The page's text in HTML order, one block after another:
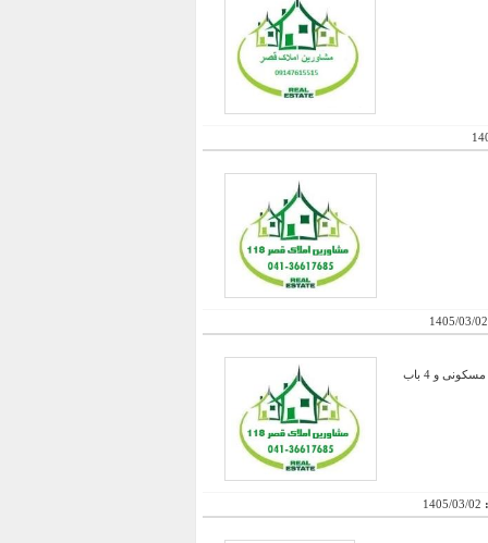
1405/03/02
فروش فوری و زیر قیمت یک تالار پذیرایی بسیار مجلل با 3550 متر عرصه و 2000 متر زیربنا شامل رستوران ؛ 2 واحد مسکونی و 4 باب
1405/03/02